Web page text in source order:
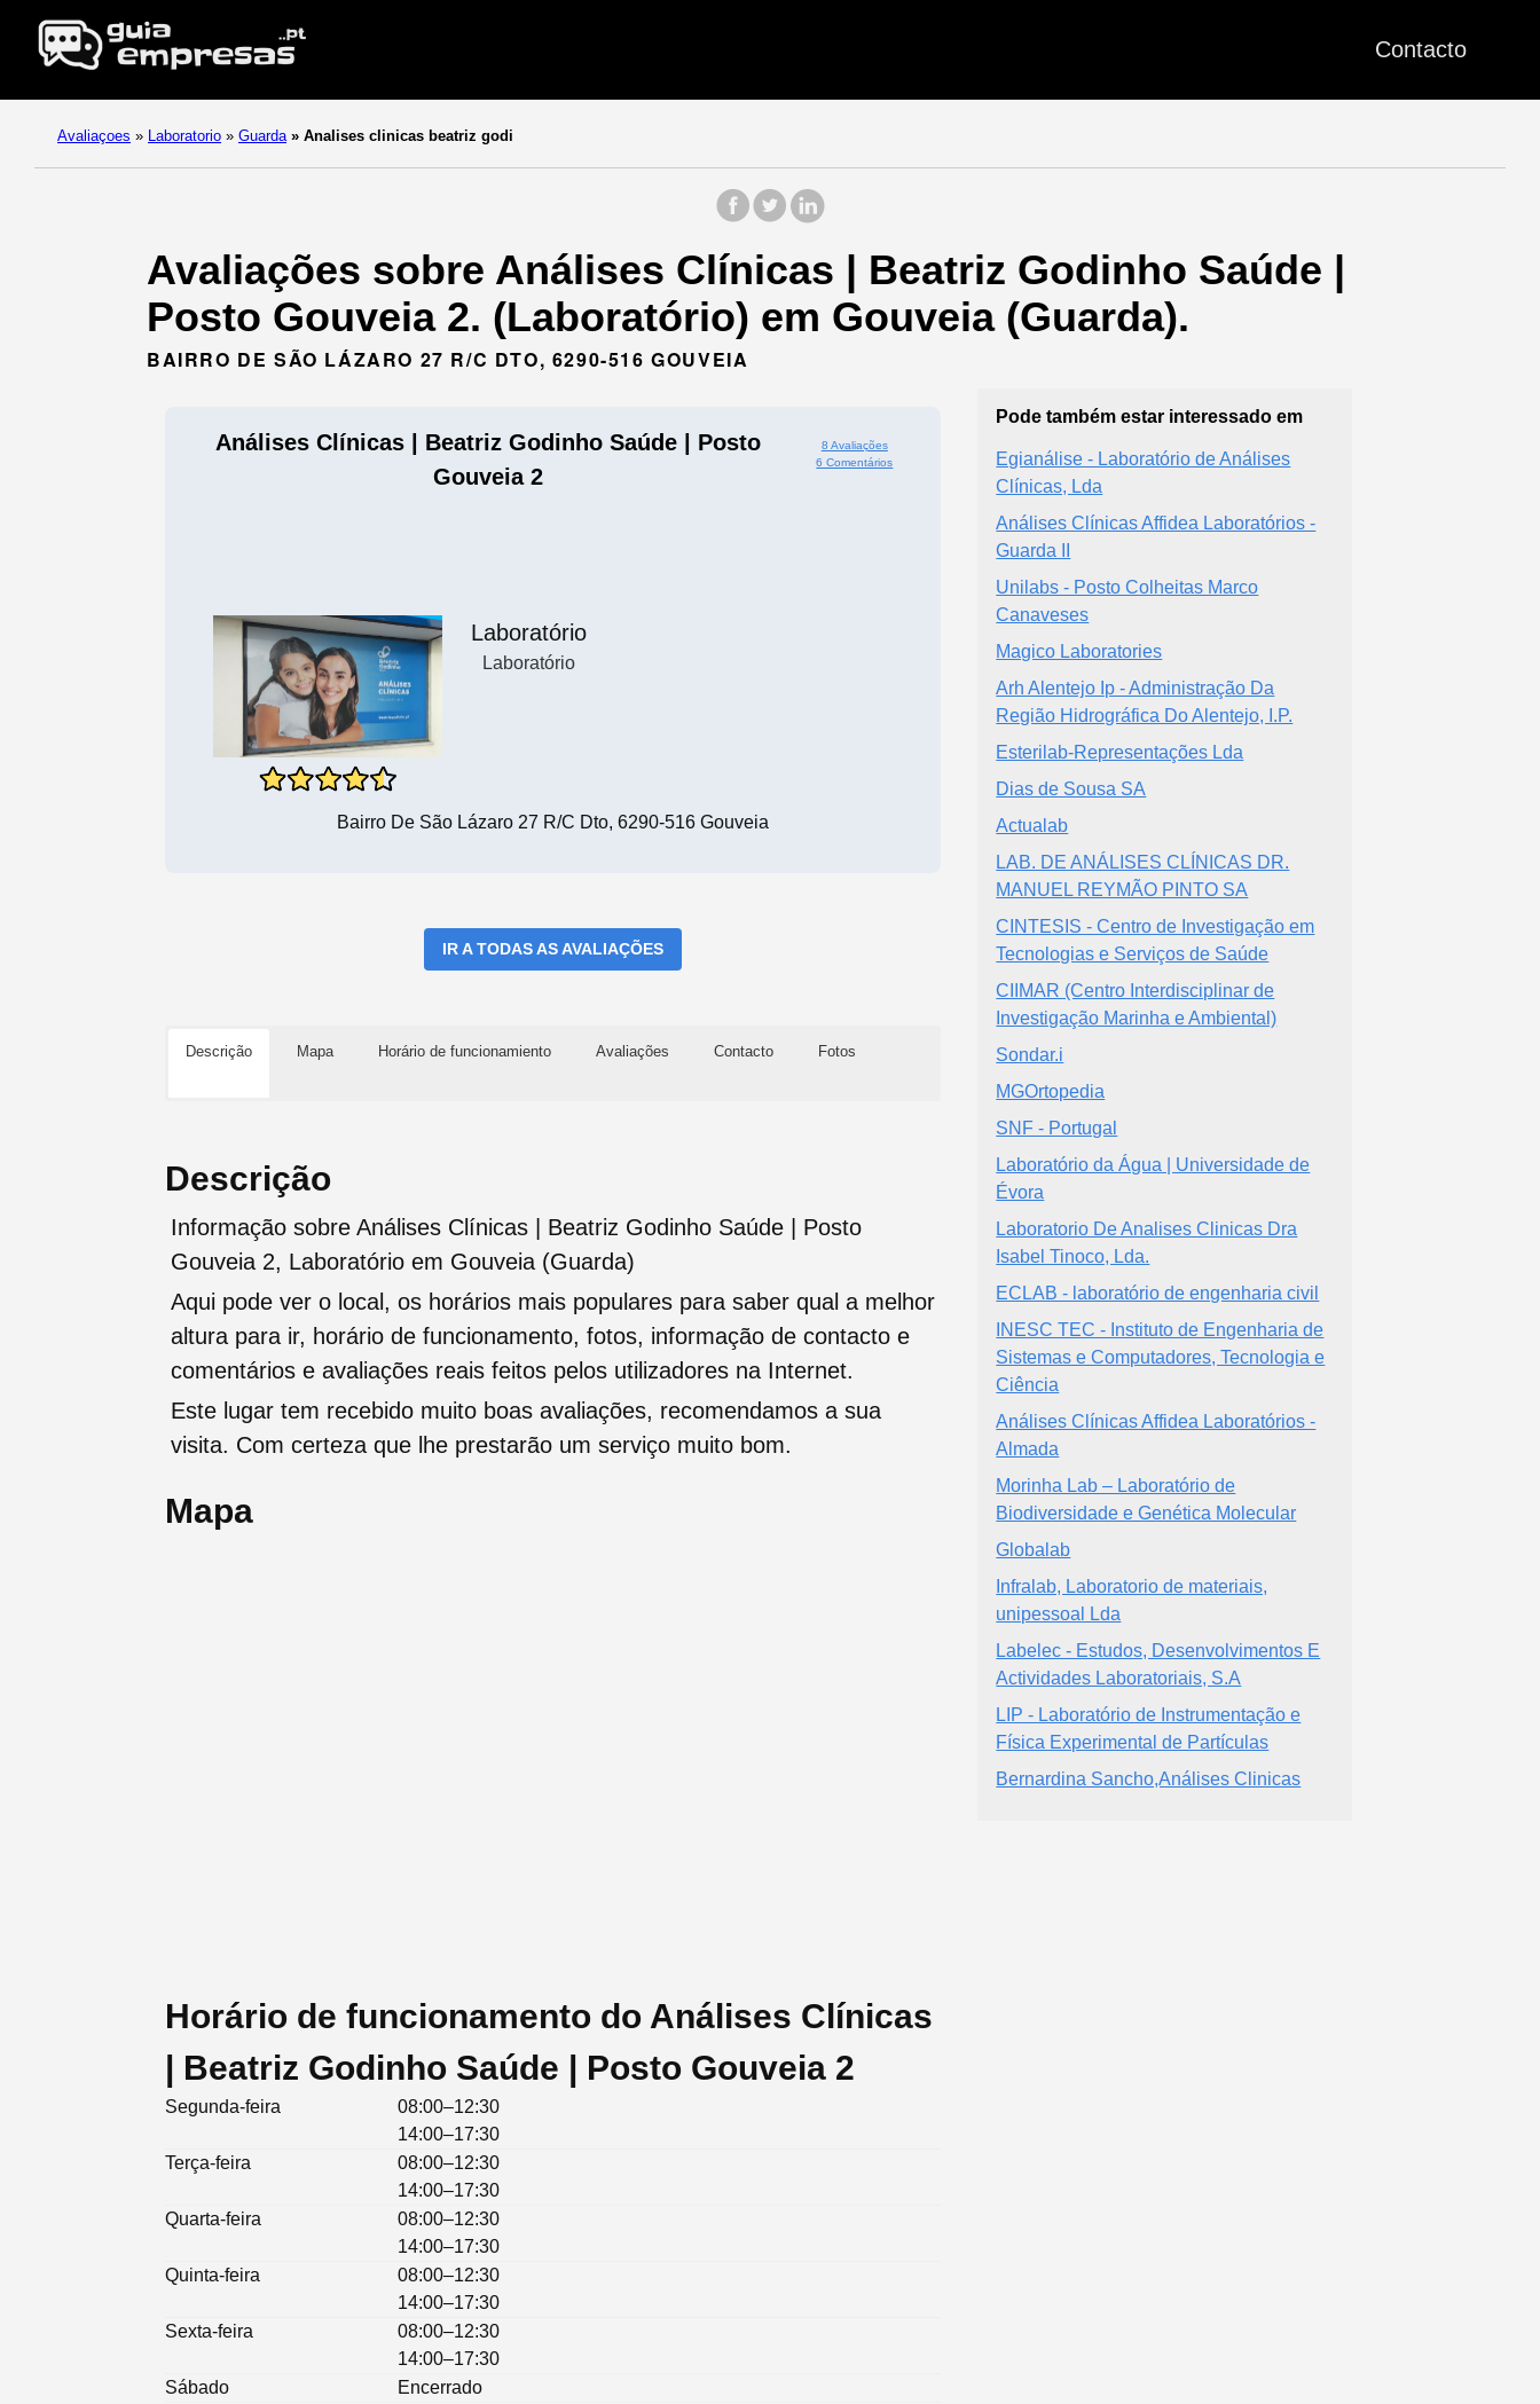
Contacto
Avaliaçoes » Laboratorio » Guarda » Analises clinicas beatriz godi
Avaliações sobre Análises Clínicas | Beatriz Godinho Saúde |
Posto Gouveia 2. (Laboratório) em Gouveia (Guarda).
BAIRRO DE SÃO LÁZARO 27 R/C DTO, 6290-516 GOUVEIA
Análises Clínicas | Beatriz Godinho Saúde | Posto
Gouveia 2
8 Avaliações
6 Comentários
Laboratório
Laboratório
Bairro De São Lázaro 27 R/c Dto, 6290-516 Gouveia
IR A TODAS AS AVALIAÇÕES
Descrição Mapa Horário de funcionamiento Avaliações Contacto Fotos
Descrição
Informação sobre Análises Clínicas | Beatriz Godinho Saúde | Posto
Gouveia 2, Laboratório em Gouveia (Guarda)
Aqui pode ver o local, os horários mais populares para saber qual a melhor
altura para ir, horário de funcionamento, fotos, informação de contacto e
comentários e avaliações reais feitos pelos utilizadores na Internet.
Este lugar tem recebido muito boas avaliações, recomendamos a sua
visita. Com certeza que lhe prestarão um serviço muito bom.
Mapa
Horário de funcionamento do Análises Clínicas
| Beatriz Godinho Saúde | Posto Gouveia 2
Segunda-feira
08:00–12:30
14:00–17:30
Terça-feira
08:00–12:30
14:00–17:30
Quarta-feira
08:00–12:30
14:00–17:30
Quinta-feira
08:00–12:30
14:00–17:30
Sexta-feira
08:00–12:30
14:00–17:30
Sábado
Encerrado
Pode também estar interessado em
Egianálise - Laboratório de Análises
Clínicas, Lda
Análises Clínicas Affidea Laboratórios -
Guarda II
Unilabs - Posto Colheitas Marco
Canaveses
Magico Laboratories
Arh Alentejo Ip - Administração Da
Região Hidrográfica Do Alentejo, I.P.
Esterilab-Representações Lda
Dias de Sousa SA
Actualab
LAB. DE ANÁLISES CLÍNICAS DR.
MANUEL REYMÃO PINTO SA
CINTESIS - Centro de Investigação em
Tecnologias e Serviços de Saúde
CIIMAR (Centro Interdisciplinar de
Investigação Marinha e Ambiental)
Sondar.i
MGOrtopedia
SNF - Portugal
Laboratório da Água | Universidade de
Évora
Laboratorio De Analises Clinicas Dra
Isabel Tinoco, Lda.
ECLAB - laboratório de engenharia civil
INESC TEC - Instituto de Engenharia de
Sistemas e Computadores, Tecnologia e
Ciência
Análises Clínicas Affidea Laboratórios -
Almada
Morinha Lab – Laboratório de
Biodiversidade e Genética Molecular
Globalab
Infralab, Laboratorio de materiais,
unipessoal Lda
Labelec - Estudos, Desenvolvimentos E
Actividades Laboratoriais, S.A
LIP - Laboratório de Instrumentação e
Física Experimental de Partículas
Bernardina Sancho,Análises Clinicas